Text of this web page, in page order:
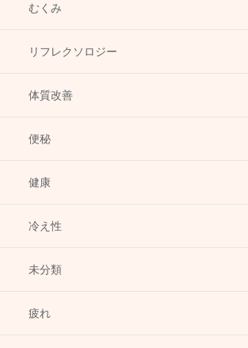
むくみ
リフレクソロジー
体質改善
便秘
健康
冷え性
未分類
疲れ